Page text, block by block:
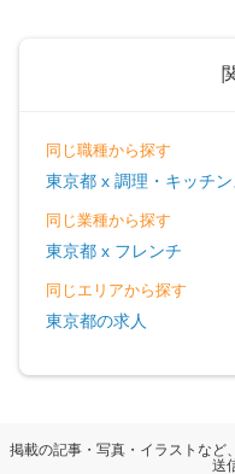
同じ職種から探す
東京都 x 調理・キッチ
同じ業種から探す
東京都 x フレンチ
同じエリアから探す
東京都の求人
掲載の記事・写真・イラストなど
送